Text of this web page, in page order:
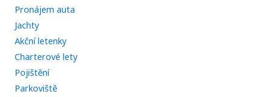
Pronájem auta
Jachty
Akční letenky
Charterové lety
Pojištění
Parkoviště